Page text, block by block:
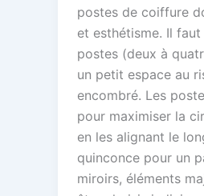
postes de coiffure
et esthétisme. Il
postes (deux à
un petit espace au
encombré. Les
pour maximiser la
en les alignant le
quinconce pour un
miroirs, éléments